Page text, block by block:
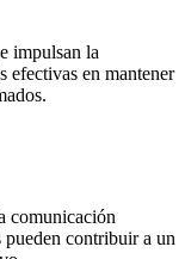
impulsan la
efectivas en mantener
comunicación
pueden contribuir a un